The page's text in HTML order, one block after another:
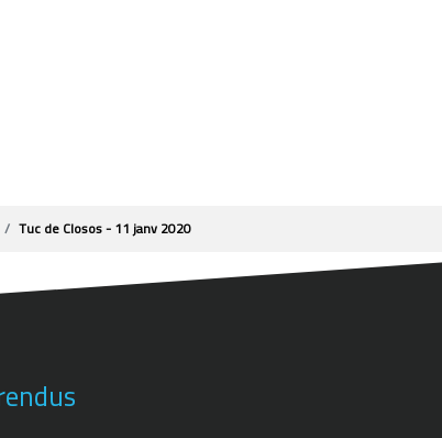
Tuc de Closos - 11 janv 2020